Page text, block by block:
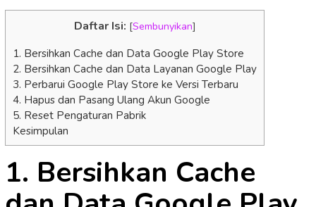
Daftar Isi: [Sembunyikan]
1. Bersihkan Cache dan Data Google Play Store
2. Bersihkan Cache dan Data Layanan Google Play
3. Perbarui Google Play Store ke Versi Terbaru
4. Hapus dan Pasang Ulang Akun Google
5. Reset Pengaturan Pabrik
Kesimpulan
1. Bersihkan Cache